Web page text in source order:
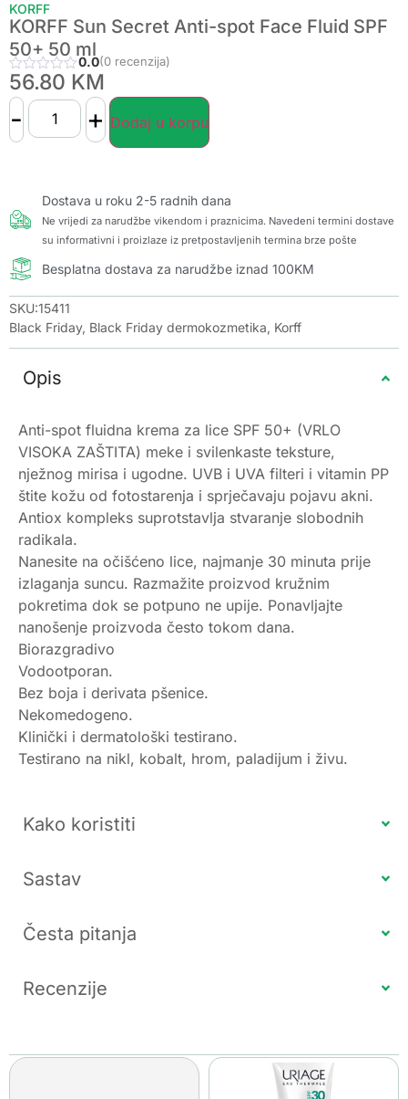
KORFF
KORFF Sun Secret Anti-spot Face Fluid SPF
50+ 50 ml
0.0(0 recenzija)
56.80 KM
- + Dodaj u korpu
Dostava u roku 2-5 radnih dana
Ne vrijedi za narudžbe vikendom i praznicima. Navedeni termini dostave
su informativni i proizlaze iz pretpostavljenih termina brze pošte
Besplatna dostava za narudžbe iznad 100KM
SKU:15411
Black Friday, Black Friday dermokozmetika, Korff
Opis
Anti-spot fluidna krema za lice SPF 50+ (VRLO
VISOKA ZAŠTITA) meke i svilenkaste teksture,
nježnog mirisa i ugodne. UVB i UVA filteri i vitamin PP
štite kožu od fotostarenja i sprječavaju pojavu akni.
Antiox kompleks suprotstavlja stvaranje slobodnih
radikala.
Nanesite na očišćeno lice, najmanje 30 minuta prije
izlaganja suncu. Razmažite proizvod kružnim
pokretima dok se potpuno ne upije. Ponavljajte
nanošenje proizvoda često tokom dana.
Biorazgradivo
Vodootporan.
Bez boja i derivata pšenice.
Nekomedogeno.
Klinički i dermatološki testirano.
Testirano na nikl, kobalt, hrom, paladijum i živu.
Kako koristiti
Sastav
Česta pitanja
Recenzije